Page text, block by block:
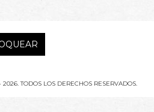
TODOS LOS DERECHOS RESERVADOS.